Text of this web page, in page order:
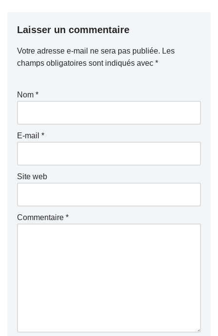
Laisser un commentaire
Votre adresse e-mail ne sera pas publiée. Les
champs obligatoires sont indiqués avec *
Nom *
E-mail *
Site web
Commentaire *